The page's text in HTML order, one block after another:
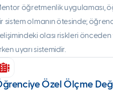
öğretmenlik uygulaması,
sistem olmanın ötesinde;
olası riskleri
uyarı sistemidir.
Özel Ölçme